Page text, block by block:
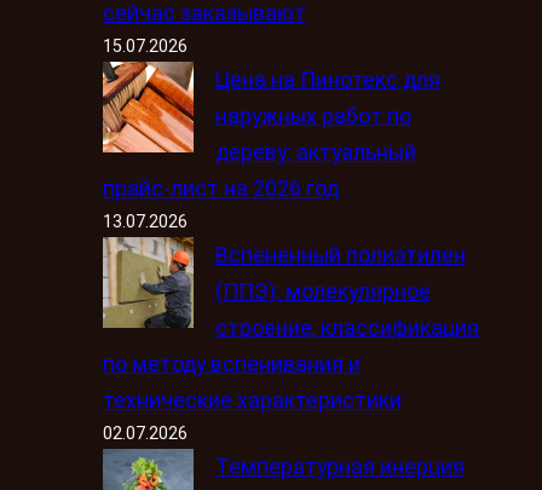
сейчас заказывают
15.07.2026
Цена на Пинотекс для
наружных работ по
дереву: актуальный
прайс-лист на 2026 год
13.07.2026
Вспененный полиэтилен
(ППЭ): молекулярное
строение, классификация
по методу вспенивания и
технические характеристики
02.07.2026
Температурная инерция